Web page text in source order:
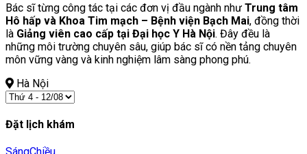
Bác sĩ từng công tác tại các đơn vị đầu ngành như Trung tâm
Hô hấp và Khoa Tim mạch – Bệnh viện Bạch Mai, đồng thời
là Giảng viên cao cấp tại Đại học Y Hà Nội. Đây đều là
những môi trường chuyên sâu, giúp bác sĩ có nền tảng chuyên
môn vững vàng và kinh nghiệm lâm sàng phong phú.
Hà Nội
Đặt lịch khám